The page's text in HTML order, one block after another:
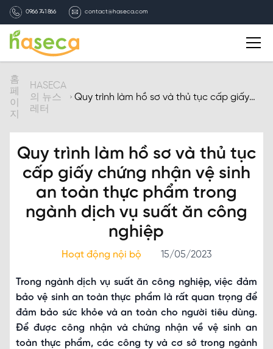
0966 741 866 contact@haseca.com
자기소개
HASECA 선택
서비스
HASECA의 뉴스레터
채용
홈
페
이
지
HASECA
의 뉴스
레터
Quy trình làm hồ sơ và thủ tục cấp giấy
Quy trình làm hồ sơ và thủ tục
cấp giấy chứng nhận vệ sinh
an toàn thực phẩm trong
ngành dịch vụ suất ăn công
nghiệp
Hoạt động nội bộ 15/05/2023
Trong ngành dịch vụ suất ăn công nghiệp, việc đảm
bảo vệ sinh an toàn thực phẩm là rất quan trọng để
đảm bảo sức khỏe và an toàn cho người tiêu dùng.
Để được công nhận và chứng nhận về vệ sinh an
toàn thực phẩm, các công ty và cơ sở trong ngành